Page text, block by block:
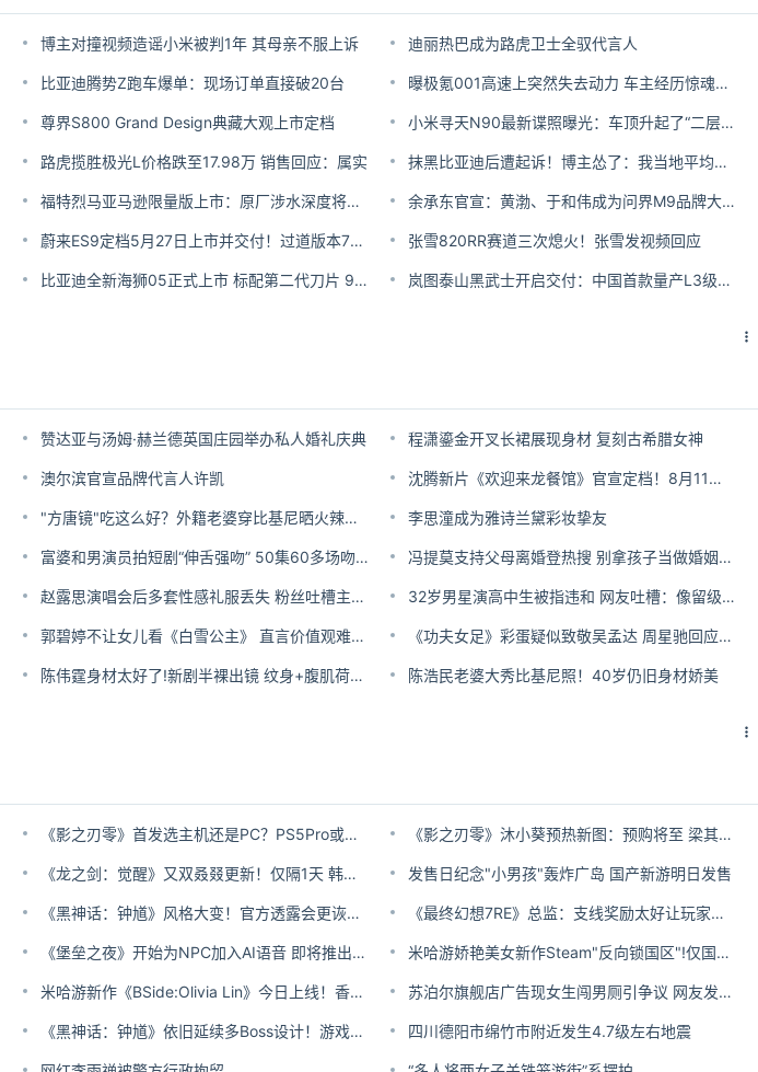
博主对撞视频造谣小米被判1年 其母亲不服上诉 迪丽热巴成为路虎卫士全驭代言人
比亚迪腾势Z跑车爆单：现场订单直接破20台 曝极氪001高速上突然失去动力 车主经历惊魂一刻
尊界S800 Grand Design典藏大观上市定档 小米寻天N90最新谍照曝光：车顶升起了“二层阁楼”
路虎揽胜极光L价格跌至17.98万 销售回应：属实 抹黑比亚迪后遭起诉！博主怂了：我当地平均月薪只有2000 愿意注销账号求原谅
福特烈马亚马逊限量版上市：原厂涉水深度将近1米 余承东官宣：黄渤、于和伟成为问界M9品牌大使
蔚来ES9定档5月27日上市并交付！过道版本7月交付 张雪820RR赛道三次熄火！张雪发视频回应
比亚迪全新海狮05正式上市 标配第二代刀片 9.79万起售 岚图泰山黑武士开启交付：中国首款量产L3级SUV
赞达亚与汤姆·赫兰德英国庄园举办私人婚礼庆典 程潇鎏金开叉长裙展现身材 复刻古希腊女神
澳尔滨官宣品牌代言人许凯 沈腾新片《欢迎来龙餐馆》官宣定档！8月11日 预售已开
"方唐镜"吃这么好？外籍老婆穿比基尼晒火辣身段 李思潼成为雅诗兰黛彩妆挚友
富婆和男演员拍短剧“伸舌强吻” 50集60多场吻戏 冯提莫支持父母离婚登热搜 别拿孩子当做婚姻借口
赵露思演唱会后多套性感礼服丢失 粉丝吐槽主办方“草台班子” 32岁男星演高中生被指违和 网友吐槽：像留级老学长
郭碧婷不让女儿看《白雪公主》 直言价值观难以认同 《功夫女足》彩蛋疑似致敬吴孟达 周星驰回应令人动容
陈伟霆身材太好了!新剧半裸出镜 纹身+腹肌荷尔蒙爆棚 陈浩民老婆大秀比基尼照！40岁仍旧身材娇美
《影之刃零》首发选主机还是PC？PS5Pro或可4K60帧 《影之刃零》沐小葵预热新图：预购将至 梁其伟发文
《龙之剑：觉醒》又双叒叕更新！仅隔1天 韩国人太肝了 发售日纪念"小男孩"轰炸广岛 国产新游明日发售
《黑神话：钟馗》风格大变！官方透露会更诙谐更日常 《最终幻想7RE》总监：支线奖励太好让玩家很有压力
《堡垒之夜》开始为NPC加入AI语音 即将推出对话功能 米哈游娇艳美女新作Steam"反向锁国区"!仅国区能玩
米哈游新作《BSide:Olivia Lin》今日上线！香艳钢琴师伴你疗愈心灵 苏泊尔旗舰店广告现女生闯男厕引争议 网友发帖吐槽low到爆
《黑神话：钟馗》依旧延续多Boss设计！游戏科学自认Boss战设计水平很高 四川德阳市绵竹市附近发生4.7级左右地震